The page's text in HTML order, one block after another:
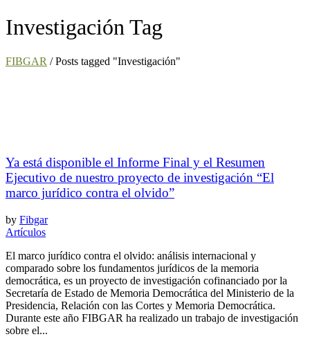
Investigación Tag
FIBGAR /Posts tagged "Investigación"
Ya está disponible el Informe Final y el Resumen
Ejecutivo de nuestro proyecto de investigación “El
marco jurídico contra el olvido”
by Fibgar
Artículos
El marco jurídico contra el olvido: análisis internacional y
comparado sobre los fundamentos jurídicos de la memoria
democrática, es un proyecto de investigación cofinanciado por la
Secretaría de Estado de Memoria Democrática del Ministerio de la
Presidencia, Relación con las Cortes y Memoria Democrática.
Durante este año FIBGAR ha realizado un trabajo de investigación
sobre el...